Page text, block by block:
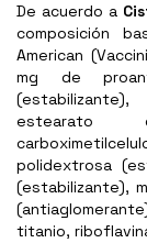
De acuerdo a
composición
American
mg de
estearato
polidextrosa
(estabilizante),
titanio,